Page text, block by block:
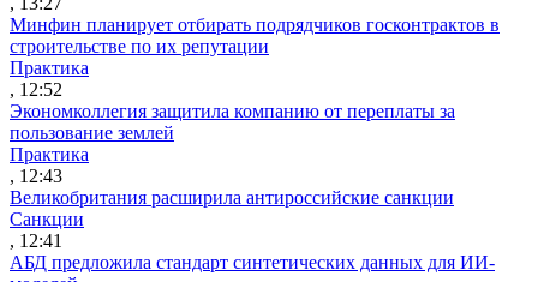
Минфин планирует отбирать подрядчиков госконтрактов в
строительстве по их репутации
Практика
, 12:52
Экономколлегия защитила компанию от переплаты за
пользование землей
Практика
, 12:43
Великобритания расширила антироссийские санкции
Санкции
, 12:41
АБД предложила стандарт синтетических данных для ИИ-